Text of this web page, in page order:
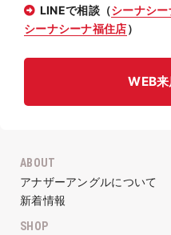
LINEで相談（シーナシ
シーナシーナ福住店）
WEB
ABOUT
アナザーアングルについて
新着情報
SHOP